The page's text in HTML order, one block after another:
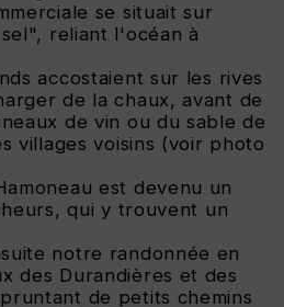
se situait sur
reliant l'océan à
accostaient sur les rives
de la chaux, avant de
de vin ou du sable de
villages voisins (voir photo
est devenu un
qui y trouvent un
notre randonnée en
des Durandières et des
de petits chemins